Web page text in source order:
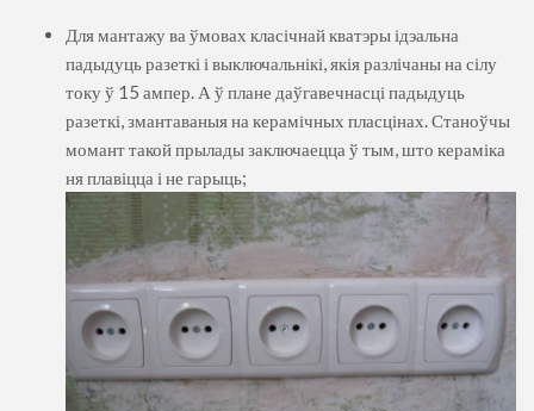
Для мантажу ва ўмовах класічнай кватэры ідэальна
падыдуць разеткі і выключальнікі, якія разлічаны на сілу
току ў 15 ампер. А ў плане даўгавечнасці падыдуць
разеткі, змантаваныя на керамічных пласцінах. Станоўчы
момант такой прылады заключаецца ў тым, што кераміка
ня плавіцца і не гарыць;